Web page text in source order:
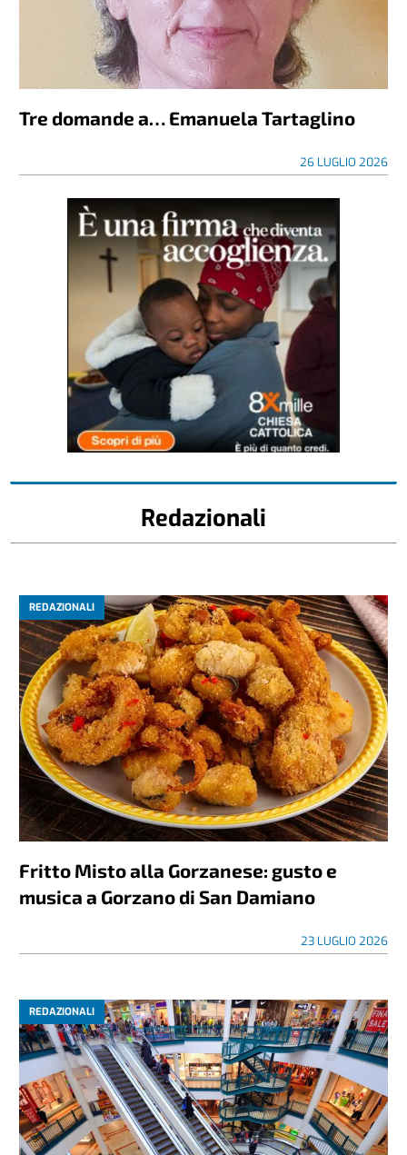
Tre domande a… Emanuela Tartaglino
26 LUGLIO 2026
Redazionali
REDAZIONALI
Fritto Misto alla Gorzanese: gusto e
musica a Gorzano di San Damiano
23 LUGLIO 2026
REDAZIONALI